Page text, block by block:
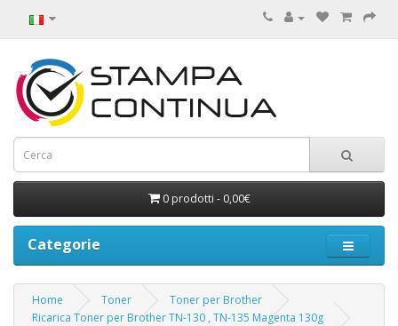
0 prodotti - 0,00€
Categorie
Home Toner
Toner per Brother
Ricarica Toner per Brother TN-130 , TN-135 Magenta 130g